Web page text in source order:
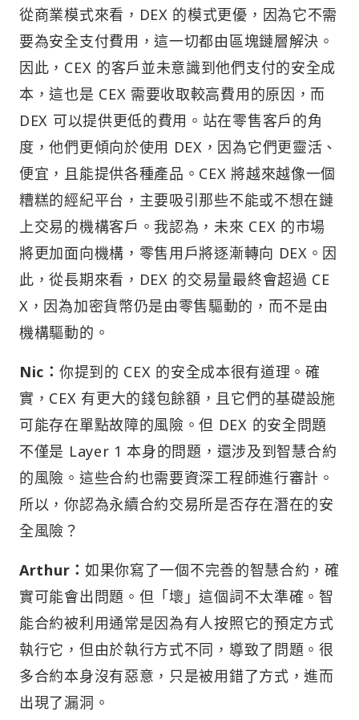
從商業模式來看，DEX 的模式更優，因為它不需
要為安全支付費用，這一切都由區塊鏈層解決。
因此，CEX 的客戶並未意識到他們支付的安全成
本，這也是 CEX 需要收取較高費用的原因，而
DEX 可以提供更低的費用。站在零售客戶的角
度，他們更傾向於使用 DEX，因為它們更靈活、
便宜，且能提供各種產品。CEX 將越來越像一個
糟糕的經紀平台，主要吸引那些不能或不想在鏈
上交易的機構客戶。我認為，未來 CEX 的市場
將更加面向機構，零售用戶將逐漸轉向 DEX。因
此，從長期來看，DEX 的交易量最終會超過 CE
X，因為加密貨幣仍是由零售驅動的，而不是由
機構驅動的。
Nic： 你提到的 CEX 的安全成本很有道理。確
實，CEX 有更大的錢包餘額，且它們的基礎設施
可能存在單點故障的風險。但 DEX 的安全問題
不僅是 Layer 1 本身的問題，還涉及到智慧合約
的風險。這些合約也需要資深工程師進行審計。
所以，你認為永續合約交易所是否存在潛在的安
全風險？
Arthur： 如果你寫了一個不完善的智慧合約，確
實可能會出問題。但「壞」這個詞不太準確。智
能合約被利用通常是因為有人按照它的預定方式
執行它，但由於執行方式不同，導致了問題。很
多合約本身沒有惡意，只是被用錯了方式，進而
出現了漏洞。